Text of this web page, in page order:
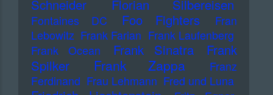
Schneider
Florian Silbereisen
Fontaines DC Foo Fighters
Fran
Lebowitz Frank Farian Frank Laufenberg
Frank Ocean
Frank Sinatra
Frank
Spilker
Frank Zappa
Franz
Ferdinand Frau Lehmann Fred und Luna